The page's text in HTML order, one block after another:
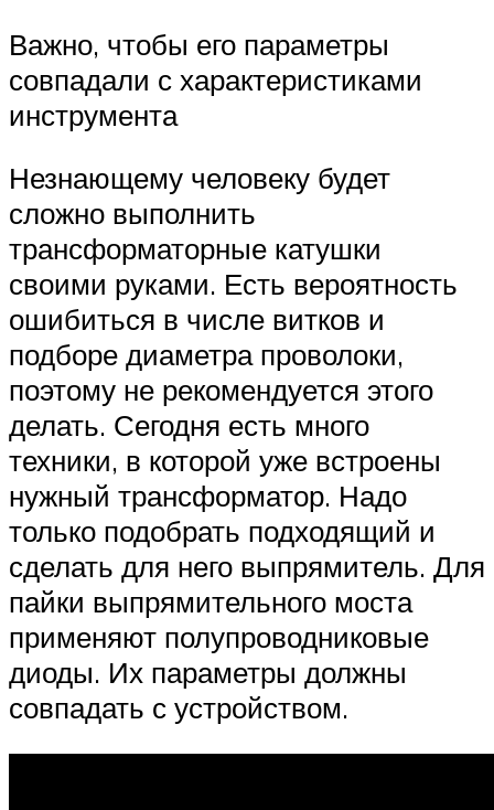
Важно, чтобы его параметры
совпадали с характеристиками
инструмента
Незнающему человеку будет
сложно выполнить
трансформаторные катушки
своими руками. Есть вероятность
ошибиться в числе витков и
подборе диаметра проволоки,
поэтому не рекомендуется этого
делать. Сегодня есть много
техники, в которой уже встроены
нужный трансформатор. Надо
только подобрать подходящий и
сделать для него выпрямитель. Для
пайки выпрямительного моста
применяют полупроводниковые
диоды. Их параметры должны
совпадать с устройством.